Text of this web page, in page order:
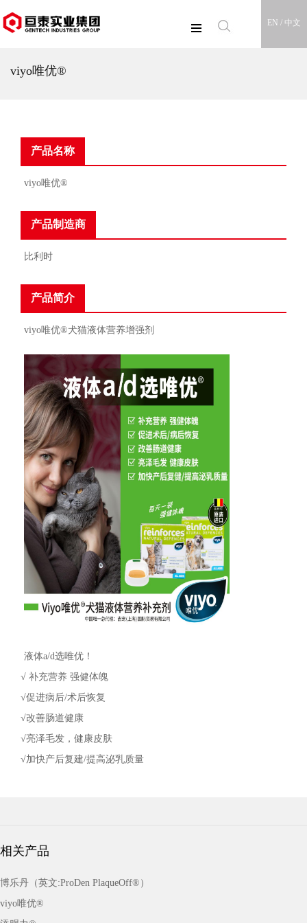
EN / 中文
viyo唯优®
产品名称
viyo唯优®
产品制造商
比利时
产品简介
viyo唯优®犬猫液体营养增强剂
液体a/d选唯优！
√ 补充营养 强健体魄
√促进病后/术后恢复
√改善肠道健康
√亮泽毛发，健康皮肤
√加快产后复建/提高泌乳质量
相关产品
博乐丹（英文:ProDen PlaqueOff®）
viyo唯优®